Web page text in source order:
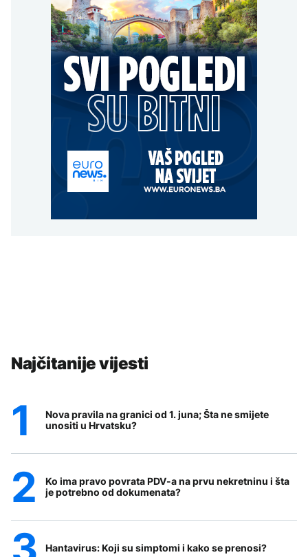
Najčitanije vijesti
Nova pravila na granici od 1. juna; Šta ne smijete
unositi u Hrvatsku?
Ko ima pravo povrata PDV-a na prvu nekretninu i šta
je potrebno od dokumenata?
Hantavirus: Koji su simptomi i kako se prenosi?